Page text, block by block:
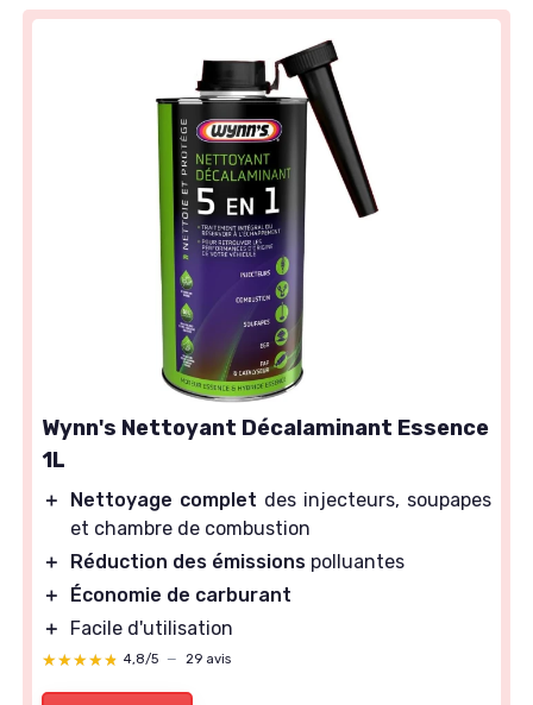
Wynn's Nettoyant Décalaminant Essence
1L
＋ Nettoyage complet des injecteurs, soupapes
et chambre de combustion
＋
Réduction des émissions polluantes
＋
Économie de carburant
＋
Facile d'utilisation
★★★★★
★★★★★ 4,8/5 — 29 avis